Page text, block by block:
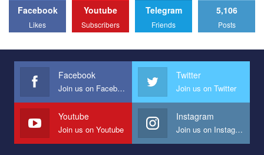
All you have to do is to press "Like" below the video.
Эмоционально сильный ролик от команды "Гей-альянс
представляющий программу развития организации.
Мы просим вас поддержать нас и помочь нам реализовать
наш план по борьбе с насилием и дискриминацией на почве
СОГИ в Украине.
Все, что вам нужно сделать - это зайти на наш канал YouTube
по этой ссылке и поставить лайк под видео.
Facebook
Likes
Youtube
Subscribers
Telegram
Friends
5,106
Posts
Facebook
Join us on Facebook
Twitter
Join us on Twitter
Youtube
Join us on Youtube
Instagram
Join us on Instagram